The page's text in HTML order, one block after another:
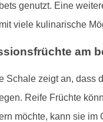
genutzt. Eine
viele kulinarische
am
Schale zeigt an, dass
Reife Früchte
möchte, kann sie